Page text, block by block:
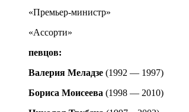
«Премьер-министр»
«Ассорти»
певцов:
Валерия Меладзе (1992 — 1997)
Бориса Моисеева (1998 — 2010)